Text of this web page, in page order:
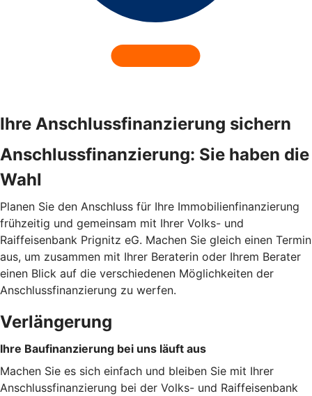
Ihre Anschlussfinanzierung sichern
Anschlussfinanzierung: Sie haben die
Wahl
Planen Sie den Anschluss für Ihre Immobilienfinanzierung
frühzeitig und gemeinsam mit Ihrer Volks- und
Raiffeisenbank Prignitz eG. Machen Sie gleich einen Termin
aus, um zusammen mit Ihrer Beraterin oder Ihrem Berater
einen Blick auf die verschiedenen Möglichkeiten der
Anschlussfinanzierung zu werfen.
Verlängerung
Ihre Baufinanzierung bei uns läuft aus
Machen Sie es sich einfach und bleiben Sie mit Ihrer
Anschlussfinanzierung bei der Volks- und Raiffeisenbank